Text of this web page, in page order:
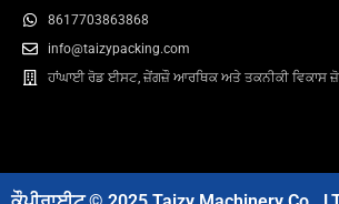
8617703863868
info@taizypacking.com
ਹਾਂਘਾਈ ਰੋਡ ਈਸਟ, ਜ਼ੇਂਗਜ਼ੌ ਆਰਥਿਕ ਅਤੇ ਤਕਨੀਕੀ ਵਿਕਾਸ